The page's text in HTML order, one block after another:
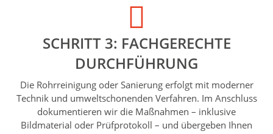
SCHRITT 3: FACHGERECHTE
DURCHFÜHRUNG
Die Rohrreinigung oder Sanierung erfolgt mit moderner
Technik und umweltschonenden Verfahren. Im Anschluss
dokumentieren wir die Maßnahmen – inklusive
Bildmaterial oder Prüfprotokoll – und übergeben Ihnen